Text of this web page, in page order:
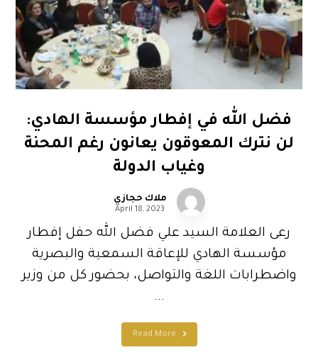
فضل الله في إفطار مؤسسة الهادي:
لن نترك المعوقون يعانون رغم المحنة
وغياب الدولة
ملاك حجازي
April 18, 2023
رعى العلامة السيد علي فضل الله حفل إفطار
مؤسسة الهادي للإعاقة السمعية والبصرية
واضطرابات اللغة والتواصل، بحضور كل من وزير
...
Read More